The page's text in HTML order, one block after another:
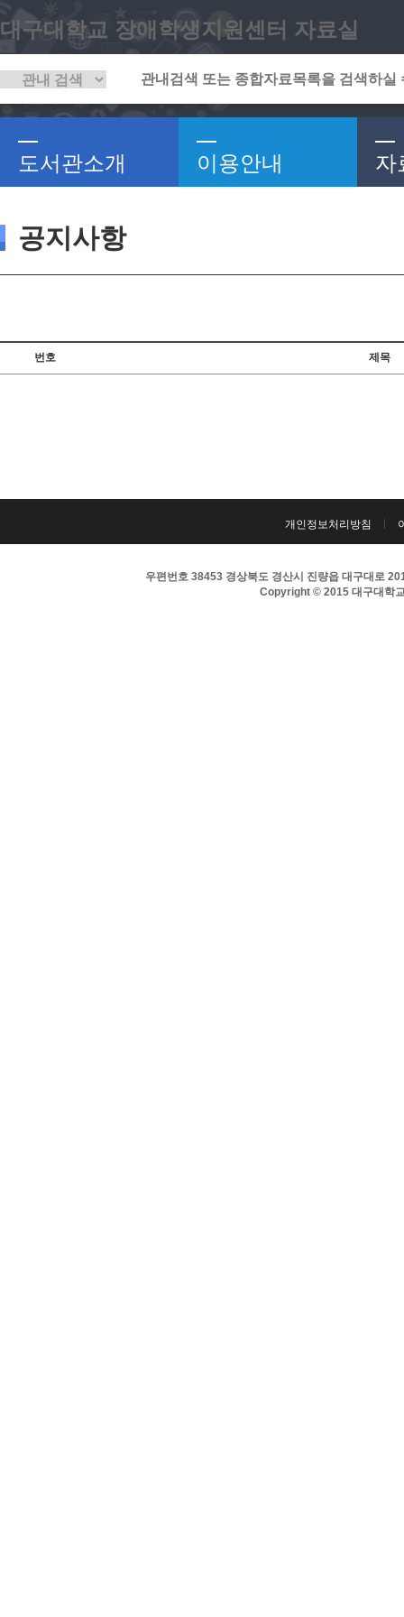
대구대학교 장애학생지원센터 자료실
도서관소개 이용안내 자
공지사항
번호 제목
개인정보처리방침
우편번호 38453 경상북도 경산시 진량읍 대구대로
Copyright © 2015 대구대학